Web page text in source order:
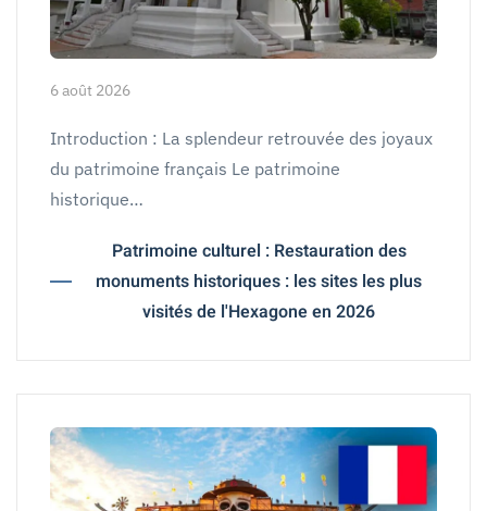
6 août 2026
Introduction : La splendeur retrouvée des joyaux
du patrimoine français Le patrimoine
historique…
Patrimoine culturel : Restauration des
monuments historiques : les sites les plus
visités de l'Hexagone en 2026